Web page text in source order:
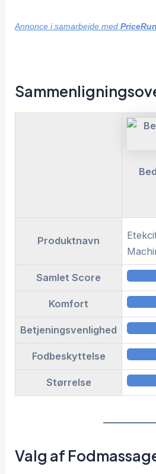
Annonce i samarbejde med
Produktnavn
Samlet Score
Komfort
Betjeningsvenlighed
Fodbeskyttelse
Størrelse
Valg af